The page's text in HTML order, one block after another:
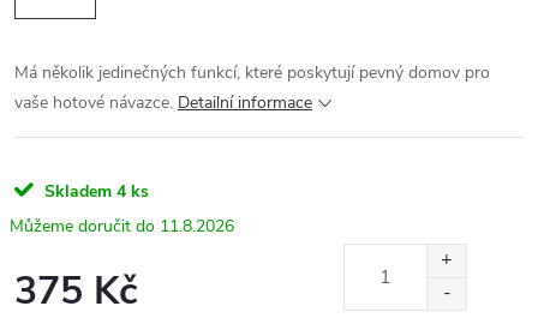
Má několik jedinečných funkcí, které poskytují pevný domov pro
vaše hotové návazce. Detailní informace
Skladem 4 ks
11.8.2026
375 Kč